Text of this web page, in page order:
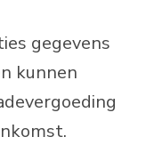
gegevens
kunnen